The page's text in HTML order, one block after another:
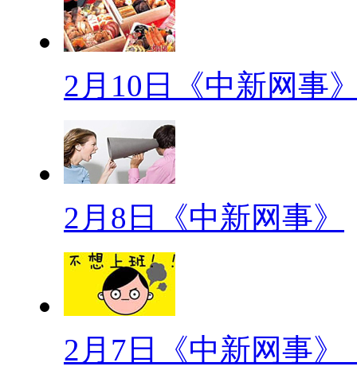
到发到网上...
【老鼠投降】
俗话说“过街老鼠人人喊打”
后，竟冷静地站了起来，举起
【佛系男子】
佛系男子是指：外表普普通
兴趣爱好是第一位的，事情都
不想在上面费神，也不要什么
觉累。
【0213网事观察】
2月10日《中新网事
2月8日《中新网事》
2月7日《中新网事